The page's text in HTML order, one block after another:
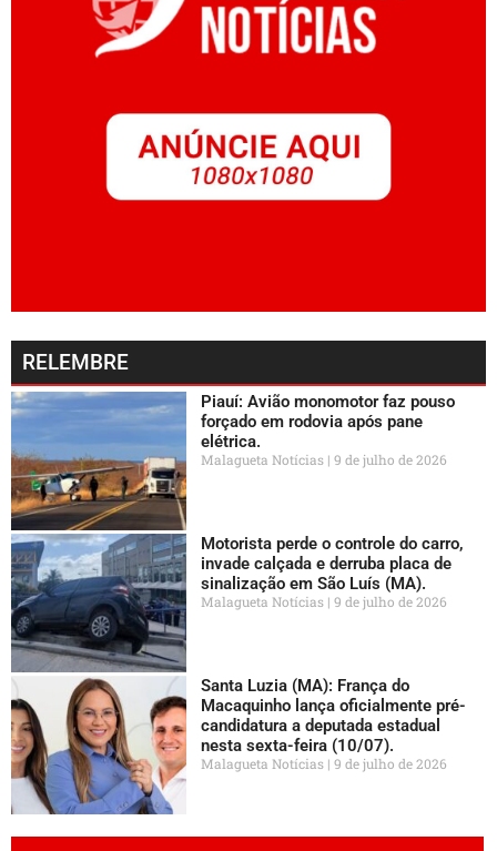
RELEMBRE
Piauí: Avião monomotor faz pouso
forçado em rodovia após pane
elétrica.
Malagueta Notícias 9 de julho de 2026
Motorista perde o controle do carro,
invade calçada e derruba placa de
sinalização em São Luís (MA).
Malagueta Notícias 9 de julho de 2026
Santa Luzia (MA): França do
Macaquinho lança oficialmente pré-
candidatura a deputada estadual
nesta sexta-feira (10/07).
Malagueta Notícias 9 de julho de 2026